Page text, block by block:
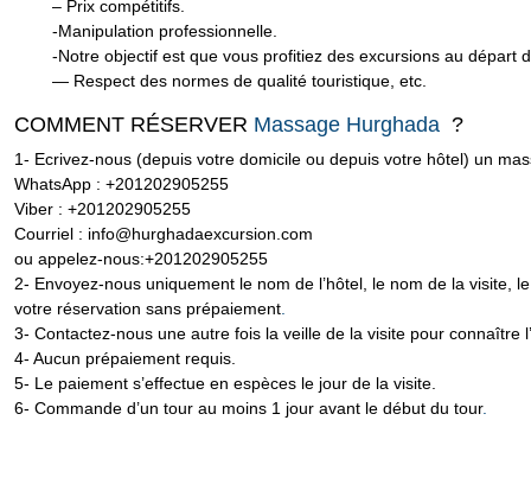
– Prix compétitifs.
-Manipulation professionnelle.
-Notre objectif est que vous profitiez des excursions au départ
— Respect des normes de qualité touristique, etc.
COMMENT RÉSERVER Massage Hurghada ?
1- Ecrivez-nous (depuis votre domicile ou depuis votre hôtel) un
WhatsApp : +201202905255
Viber : +201202905255
Courriel : info@hurghadaexcursion.com
ou appelez-nous:+201202905255
2- Envoyez-nous uniquement le nom de l’hôtel, le nom de la
votre réservation sans prépaiement
3- Contactez-nous une autre fois la veille de la visite pour connaître
4- Aucun prépaiement requis.
5- Le paiement s’effectue en espèces le jour de la visite.
6- Commande d’un tour au moins 1 jour avant le début du tour.